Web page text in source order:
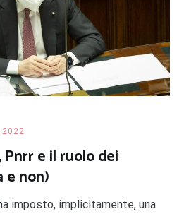
2022
Pnrr e il ruolo dei
e non)
imposto, implicitamente, una